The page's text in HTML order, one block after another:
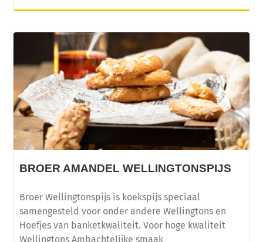
BROER AMANDEL WELLINGTONSPIJS
Broer Wellingtonspijs is koekspijs speciaal
samengesteld voor onder andere Wellingtons en
Hoefjes van banketkwaliteit. Voor hoge kwaliteit
Wellingtons Ambachtelijke smaak